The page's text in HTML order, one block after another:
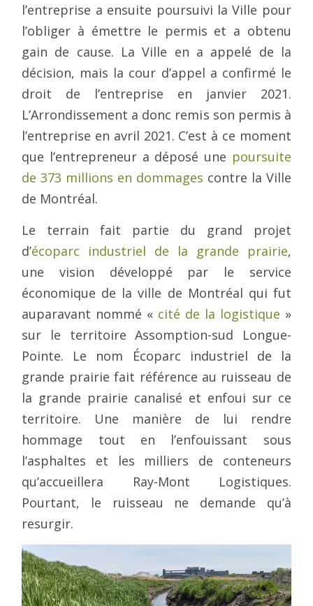
l’entreprise a ensuite poursuivi la Ville pour
l’obliger à émettre le permis et a obtenu
gain de cause. La Ville en a appelé de la
décision, mais la cour d’appel a confirmé le
droit de l’entreprise en janvier 2021.
L’Arrondissement a donc remis son permis à
l’entreprise en avril 2021. C’est à ce moment
que l’entrepreneur a déposé une poursuite
de 373 millions en dommages contre la Ville
de Montréal.
Le terrain fait partie du grand projet
d’écoparc industriel de la grande prairie,
une vision développé par le service
économique de la ville de Montréal qui fut
auparavant nommé « cité de la logistique »
sur le territoire Assomption-sud Longue-
Pointe. Le nom Écoparc industriel de la
grande prairie fait référence au ruisseau de
la grande prairie canalisé et enfoui sur ce
territoire. Une manière de lui rendre
hommage tout en l’enfouissant sous
l’asphaltes et les milliers de conteneurs
qu’accueillera Ray-Mont Logistiques.
Pourtant, le ruisseau ne demande qu’à
resurgir.